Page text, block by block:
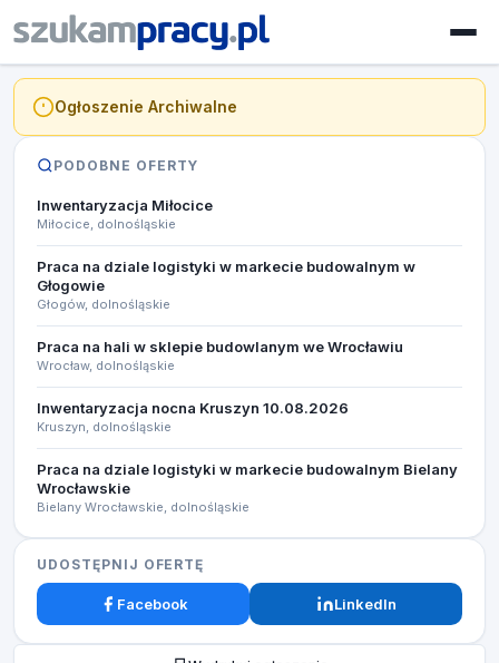
Ogłoszenie Archiwalne
PODOBNE OFERTY
Inwentaryzacja Miłocice
Miłocice, dolnośląskie
Praca na dziale logistyki w markecie budowalnym w
Głogowie
Głogów, dolnośląskie
Praca na hali w sklepie budowlanym we Wrocławiu
Wrocław, dolnośląskie
Inwentaryzacja nocna Kruszyn 10.08.2026​
Kruszyn, dolnośląskie
Praca na dziale logistyki w markecie budowalnym Bielany
Wrocławskie
Bielany Wrocławskie, dolnośląskie
UDOSTĘPNIJ OFERTĘ
Facebook LinkedIn